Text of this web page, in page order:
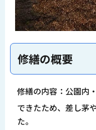
修繕の概要
修繕の内容：公園内
できたため、差し茅
た。